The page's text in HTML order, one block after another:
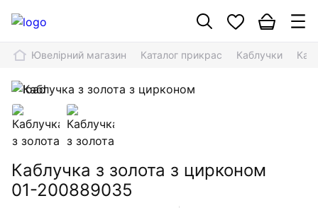
Ювелірний магазин Каталог прикрас Каблучки
Каблучка з золота з цирконом
01-200889035